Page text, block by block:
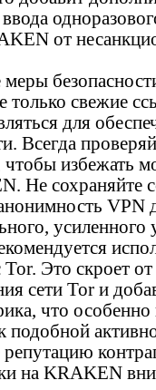
от
только свежие
для
Всегда
чтобы избежать
Не сохраняйте
VPN
Tor. Это скроет
сети Tor и
что
подобной
на KRAKEN